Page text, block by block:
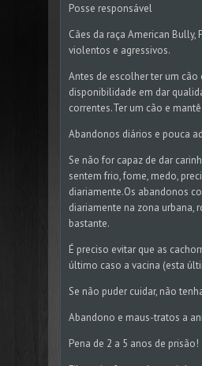
Posse responsável
Cães da raça American
violentos e agressivos.
Antes de escolher ter um
disponibilidade em dar
correntes.Ter um cão e
Abandonos diários e pouca
Se não for capaz de dar
sentem frio, fome, medo,
diariamente.Os abandonos
diariamente na zona urbana,
bastante.
É preciso evitar que as
último caso a vacina (esta
Se não puder cuidar, não
Abandono e maus-tratos a
Pena de 2 a 5 anos de prisão!